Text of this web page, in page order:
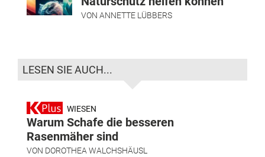
VON ANNETTE LÜBBERS
LESEN SIE AUCH...
WIESEN
Warum Schafe die besseren
Rasenmäher sind
VON DOROTHEA WALCHSHÄUSL